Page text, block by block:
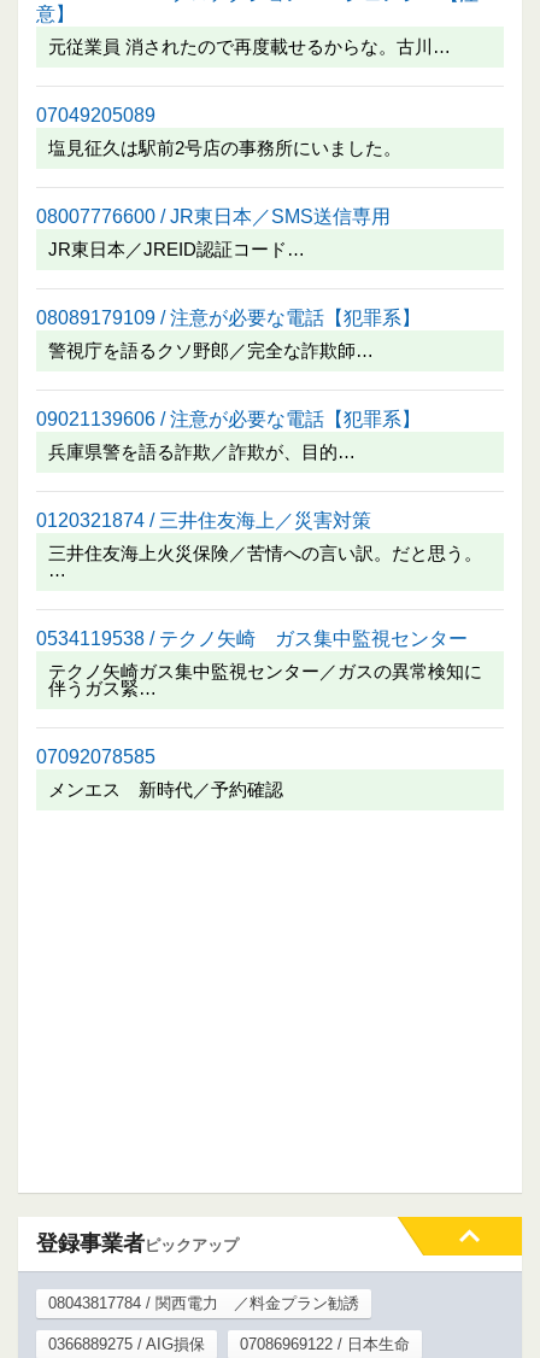
意】
元従業員 消されたので再度載せるからな。古川…
07049205089
塩見征久は駅前2号店の事務所にいました。
08007776600 / JR東日本／SMS送信専用
JR東日本／JREID認証コード…
08089179109 / 注意が必要な電話【犯罪系】
警視庁を語るクソ野郎／完全な詐欺師…
09021139606 / 注意が必要な電話【犯罪系】
兵庫県警を語る詐欺／詐欺が、目的…
0120321874 / 三井住友海上／災害対策
三井住友海上火災保険／苦情への言い訳。だと思う。
…
0534119538 / テクノ矢崎 ガス集中監視センター
テクノ矢崎ガス集中監視センター／ガスの異常検知に
伴うガス緊…
07092078585
メンエス 新時代／予約確認
登録事業者ピックアップ
08043817784 / 関西電力 ／料金プラン勧誘
0366889275 / AIG損保 07086969122 / 日本生命